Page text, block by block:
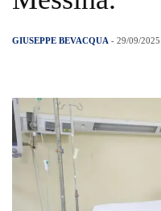
GIUSEPPE BEVACQUA - 29/09/2025